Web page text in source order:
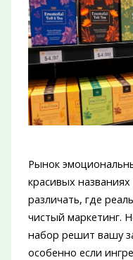
Рынок
красивых
различать, где
чистый маркетинг.
набор решит вашу
особенно если